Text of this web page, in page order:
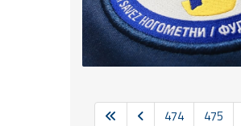
474 475